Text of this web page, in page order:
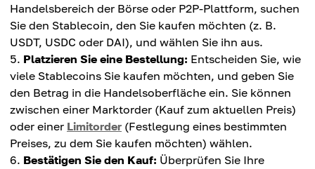
Handelsbereich der Börse oder P2P-Plattform, suchen
Sie den Stablecoin, den Sie kaufen möchten (z. B.
USDT, USDC oder DAI), und wählen Sie ihn aus.
Platzieren Sie eine Bestellung: Entscheiden Sie, wie
viele Stablecoins Sie kaufen möchten, und geben Sie
den Betrag in die Handelsoberfläche ein. Sie können
zwischen einer Marktorder (Kauf zum aktuellen Preis)
oder einer Limitorder (Festlegung eines bestimmten
Preises, zu dem Sie kaufen möchten) wählen.
Bestätigen Sie den Kauf: Überprüfen Sie Ihre